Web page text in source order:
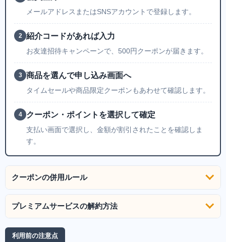
メールアドレスまたはSNSアカウントで登録します。
2 紹介コードがあれば入力
お友達招待キャンペーンで、500円クーポンが届きます。
3 商品を選んで申し込み画面へ
タイムセールや商品限定クーポンもあわせて確認します。
4 クーポン・ポイントを選択して確定
支払い画面で選択し、金額が割引されたことを確認しま
す。
クーポンの併用ルール
プレミアムサービスの解約方法
利用前の注意点